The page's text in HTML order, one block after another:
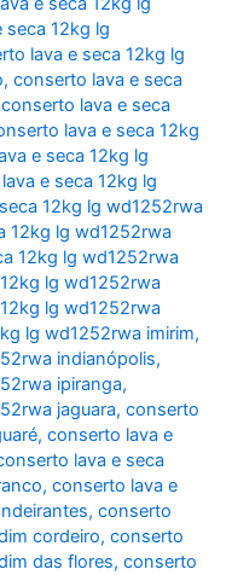
seca 12kg lg
lava e seca 12kg lg
,conserto lava e seca
conserto lava e seca
lava e seca 12kg
e seca 12kg lg
e seca 12kg lg
12kg lg wd1252rwa
12kg lg wd1252rwa
12kg lg wd1252rwa
lg wd1252rwa
lg wd1252rwa
lg wd1252rwa imirim,
indianópolis,
ipiranga,
jaguara,conserto
,conserto lava e
lava e seca
,conserto lava e
,conserto
cordeiro,conserto
das flores,conserto